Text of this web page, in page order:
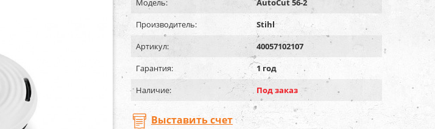
Модель:
AutoCut 56-2
Производитель:
Stihl
Артикул:
40057102107
Гарантия:
1 год
Наличие:
Под заказ
Выставить счет